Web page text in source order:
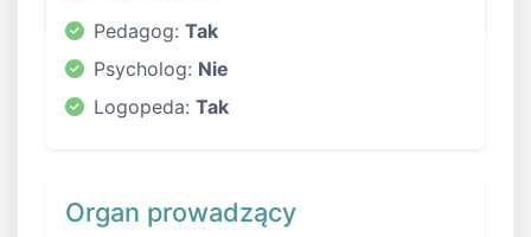
Pedagog: Tak
Psycholog: Nie
Logopeda: Tak
Organ prowadzący